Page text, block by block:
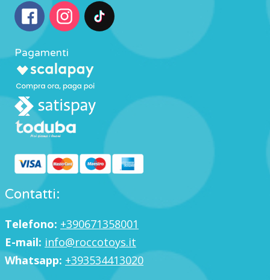
Pagamenti
Contatti:
Telefono: +390671358001
E-mail: info@roccotoys.it
Whatsapp: +393534413020